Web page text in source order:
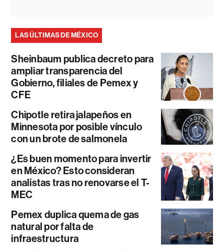
LAS ÚLTIMAS DE MÉXICO
Sheinbaum publica decreto para
ampliar transparencia del
Gobierno, filiales de Pemex y
CFE
Chipotle retira jalapeños en
Minnesota por posible vínculo
con un brote de salmonela
¿Es buen momento para invertir
en México? Esto consideran
analistas tras no renovarse el T-
MEC
Pemex duplica quema de gas
natural por falta de
infraestructura